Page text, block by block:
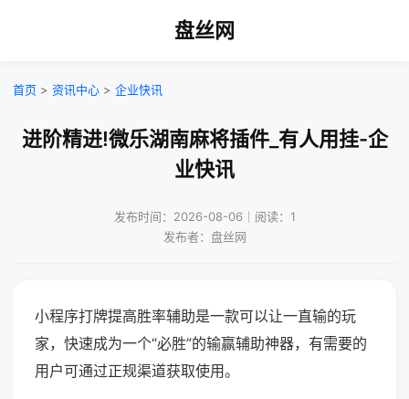
盘丝网
首页 > 资讯中心 > 企业快讯
进阶精进!微乐湖南麻将插件_有人用挂-企
业快讯
发布时间：2026-08-06｜阅读：1
发布者：盘丝网
小程序打牌提高胜率辅助是一款可以让一直输的玩
家，快速成为一个“必胜”的输赢辅助神器，有需要的
用户可通过正规渠道获取使用。